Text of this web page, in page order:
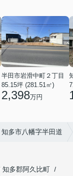
半田市岩滑中町２丁目
85.15坪 (281.51㎡)
2,398万円
知多市八幡字半田道
知多郡阿久比町